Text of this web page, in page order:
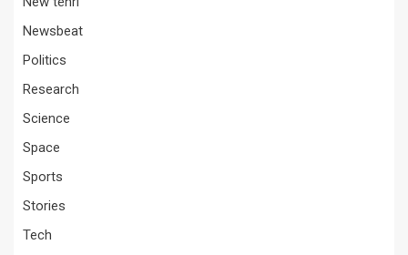
Newsbeat
Politics
Research
Science
Space
Sports
Stories
Tech